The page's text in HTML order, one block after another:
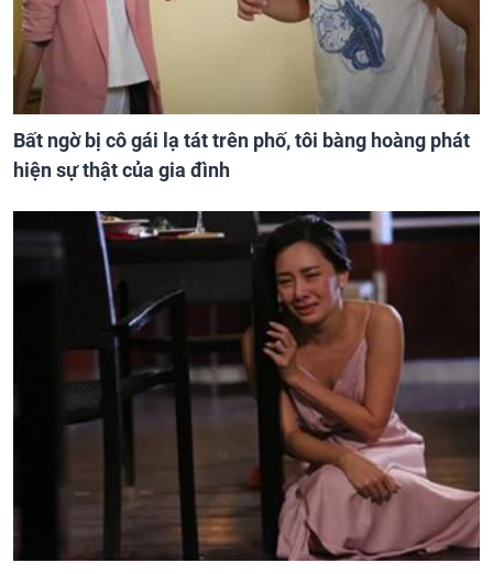
Bất ngờ bị cô gái lạ tát trên phố, tôi bàng hoàng phát
hiện sự thật của gia đình